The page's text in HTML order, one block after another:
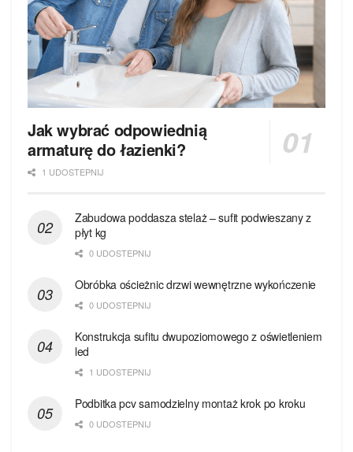
Jak wybrać odpowiednią
armaturę do łazienki?
1 UDOSTEPNIJ
Zabudowa poddasza stelaż – sufit podwieszany z
płyt kg
0 UDOSTEPNIJ
Obróbka ościeżnic drzwi wewnętrzne wykończenie
0 UDOSTEPNIJ
Konstrukcja sufitu dwupoziomowego z oświetleniem
led
1 UDOSTEPNIJ
Podbitka pcv samodzielny montaż krok po kroku
0 UDOSTEPNIJ